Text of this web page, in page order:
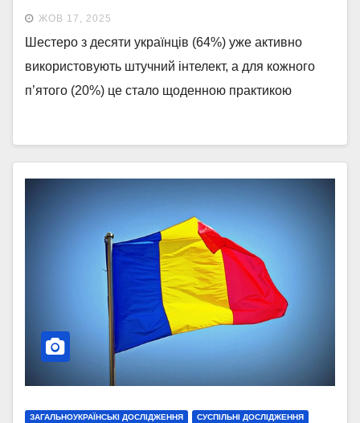
ЖОВ 17, 2025
Шестеро з десяти українців (64%) уже активно
використовують штучний інтелект, а для кожного
п’ятого (20%) це стало щоденною практикою
ЗАГАЛЬНОУКРАЇНСЬКІ ДОСЛІДЖЕННЯ СУСПІЛЬНІ ДОСЛІДЖЕННЯ